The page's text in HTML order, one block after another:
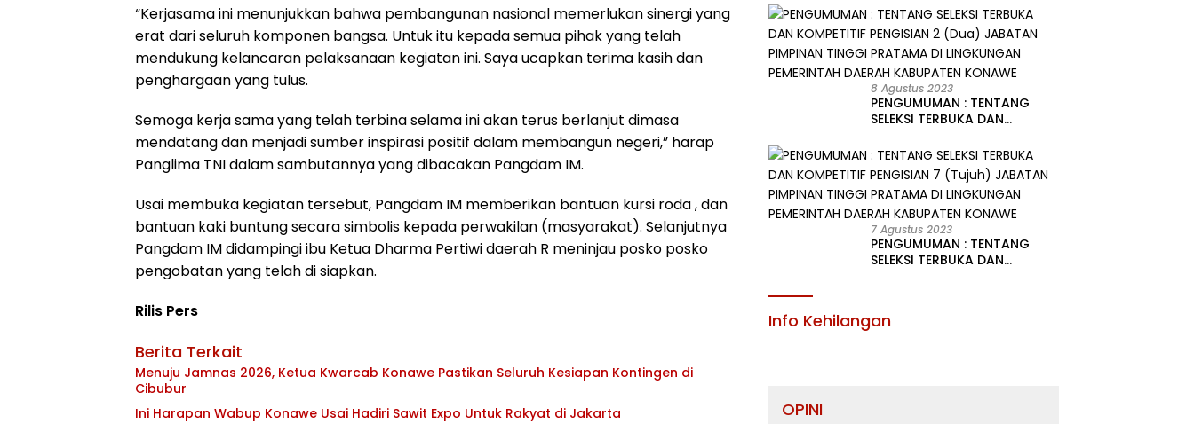
“Kerjasama ini menunjukkan bahwa pembangunan nasional memerlukan sinergi yang
erat dari seluruh komponen bangsa. Untuk itu kepada semua pihak yang telah
mendukung kelancaran pelaksanaan kegiatan ini. Saya ucapkan terima kasih dan
penghargaan yang tulus.
Semoga kerja sama yang telah terbina selama ini akan terus berlanjut dimasa
mendatang dan menjadi sumber inspirasi positif dalam membangun negeri,” harap
Panglima TNI dalam sambutannya yang dibacakan Pangdam IM.
Usai membuka kegiatan tersebut, Pangdam IM memberikan bantuan kursi roda , dan
bantuan kaki buntung secara simbolis kepada perwakilan (masyarakat). Selanjutnya
Pangdam IM didampingi ibu Ketua Dharma Pertiwi daerah R meninjau posko posko
pengobatan yang telah di siapkan.
Rilis Pers
Berita Terkait
Menuju Jamnas 2026, Ketua Kwarcab Konawe Pastikan Seluruh Kesiapan Kontingen di
Cibubur
Ini Harapan Wabup Konawe Usai Hadiri Sawit Expo Untuk Rakyat di Jakarta
JABATAN PIMPINAN TINGGI PRATAMA DI
LINGKUNGAN PEMERINTAH DAERAH
KABUPATEN KONAWE
8 Agustus 2023
PENGUMUMAN : TENTANG
SELEKSI TERBUKA DAN
(Dua) JABATAN PIMPINAN
TINGGI PRATAMA DI
LINGKUNGAN PEMERINTAH
DAERAH KABUPATEN KONAWE
7 Agustus 2023
PENGUMUMAN : TENTANG
SELEKSI TERBUKA DAN
LINGKUNGAN PEMERINTAH
Info Kehilangan
OPINI